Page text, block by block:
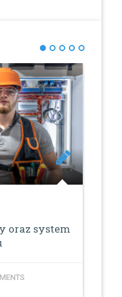
oraz system